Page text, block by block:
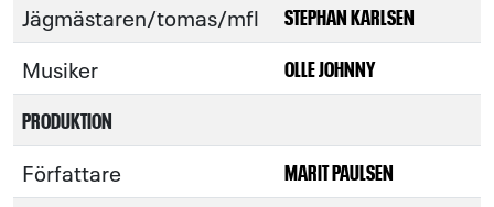
Jägmästaren/tomas/mfl STEPHAN KARLSEN
Musiker
OLLE JOHNNY
PRODUKTION
Författare MARIT PAULSEN